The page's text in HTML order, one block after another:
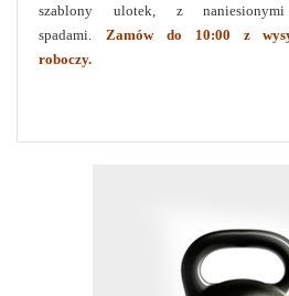
szablony ulotek, z
spadami.
Zamów do 10:00 z
roboczy.